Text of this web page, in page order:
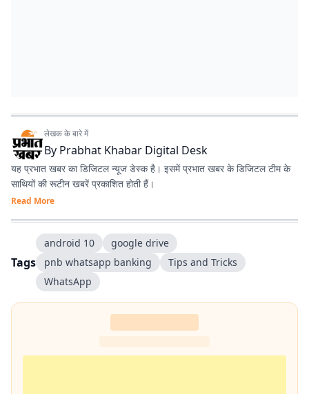
लेखक के बारे में
By Prabhat Khabar Digital Desk
यह प्रभात खबर का डिजिटल न्यूज डेस्क है। इसमें प्रभात खबर के डिजिटल टीम के
साथियों की रूटीन खबरें प्रकाशित होती हैं।
Read More
Tags
android 10
google drive
pnb whatsapp banking
Tips and Tricks
WhatsApp